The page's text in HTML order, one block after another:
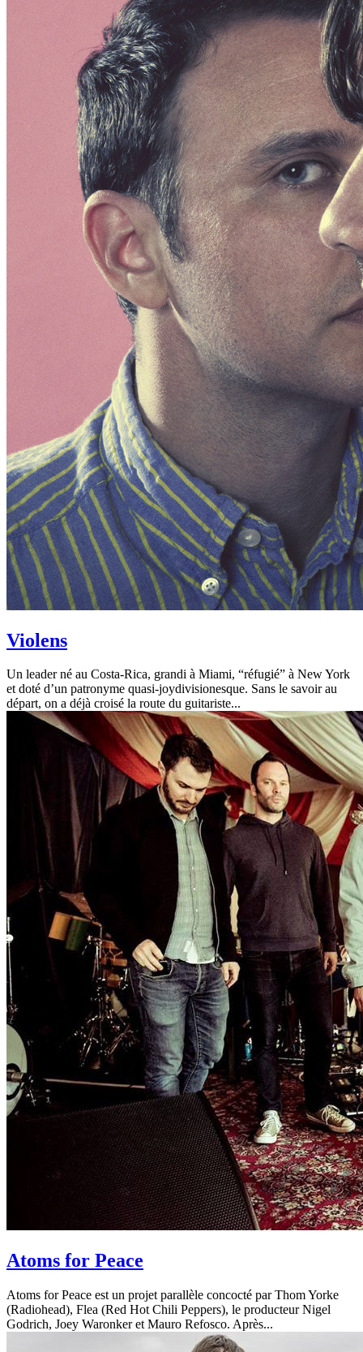
Violens
Un leader né au Costa-Rica, grandi à Miami, “réfugié” à New York
et doté d’un patronyme quasi-joydivisionesque. Sans le savoir au
départ, on a déjà croisé la route du guitariste...
Atoms for Peace
Atoms for Peace est un projet parallèle concocté par Thom Yorke
(Radiohead), Flea (Red Hot Chili Peppers), le producteur Nigel
Godrich, Joey Waronker et Mauro Refosco. Après...